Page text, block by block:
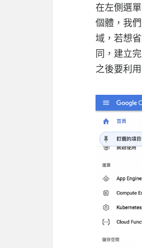
在左側選
個體，我
域，若想
同，建立
之後要利